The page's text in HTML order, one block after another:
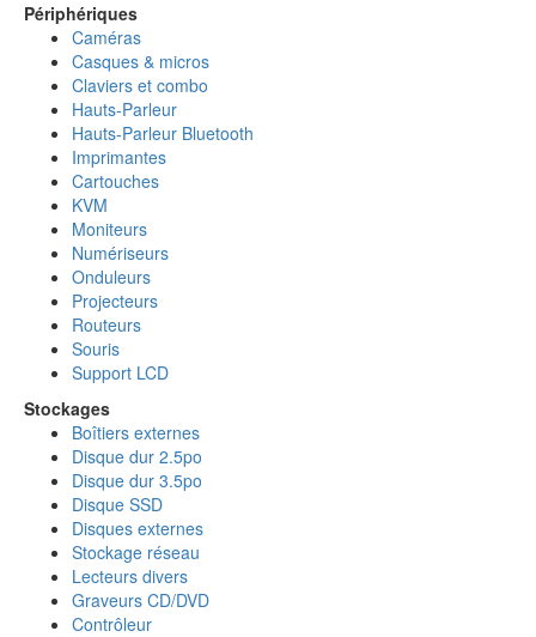
Périphériques
Caméras
Casques & micros
Claviers et combo
Hauts-Parleur
Hauts-Parleur Bluetooth
Imprimantes
Cartouches
KVM
Moniteurs
Numériseurs
Onduleurs
Projecteurs
Routeurs
Souris
Support LCD
Stockages
Boîtiers externes
Disque dur 2.5po
Disque dur 3.5po
Disque SSD
Disques externes
Stockage réseau
Lecteurs divers
Graveurs CD/DVD
Contrôleur